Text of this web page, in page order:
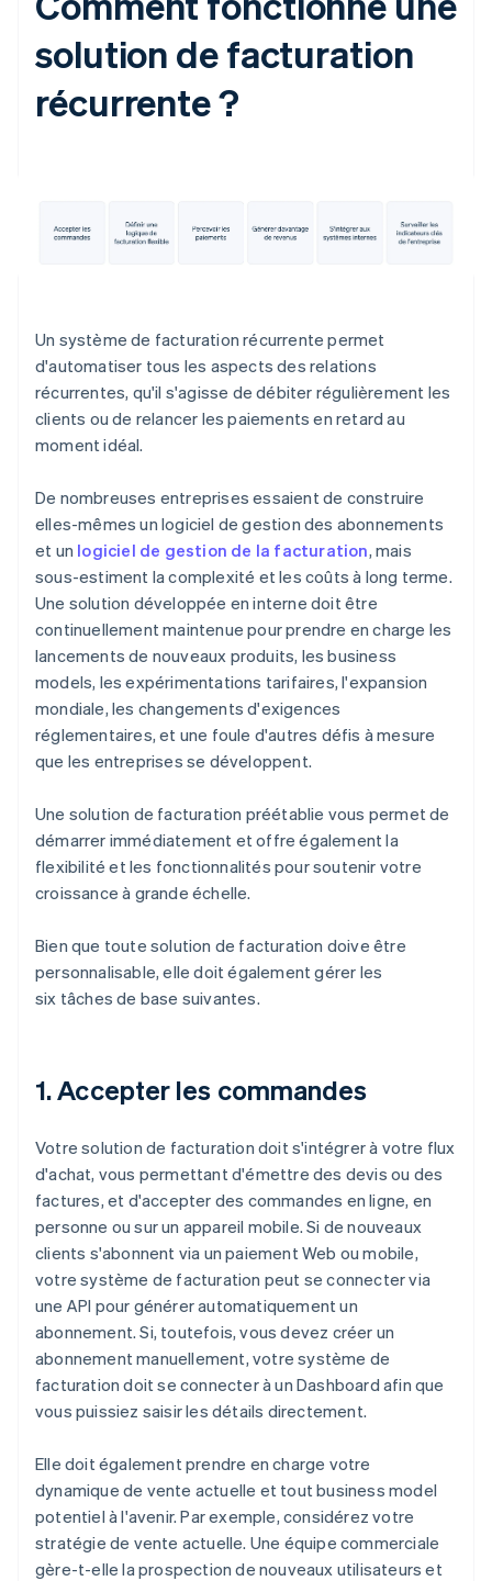
solution de facturation
récurrente ?
Un système de facturation récurrente permet
d'automatiser tous les aspects des relations
récurrentes, qu'il s'agisse de débiter régulièrement les
clients ou de relancer les paiements en retard au
moment idéal.
De nombreuses entreprises essaient de construire
elles-mêmes un logiciel de gestion des abonnements
et un logiciel de gestion de la facturation, mais
sous-estiment la complexité et les coûts à long terme.
Une solution développée en interne doit être
continuellement maintenue pour prendre en charge les
lancements de nouveaux produits, les business
models, les expérimentations tarifaires, l'expansion
mondiale, les changements d'exigences
réglementaires, et une foule d'autres défis à mesure
que les entreprises se développent.
Une solution de facturation préétablie vous permet de
démarrer immédiatement et offre également la
flexibilité et les fonctionnalités pour soutenir votre
croissance à grande échelle.
Bien que toute solution de facturation doive être
personnalisable, elle doit également gérer les
six tâches de base suivantes.
1. Accepter les commandes
Votre solution de facturation doit s'intégrer à votre flux
d'achat, vous permettant d'émettre des devis ou des
factures, et d'accepter des commandes en ligne, en
personne ou sur un appareil mobile. Si de nouveaux
clients s'abonnent via un paiement Web ou mobile,
votre système de facturation peut se connecter via
une API pour générer automatiquement un
abonnement. Si, toutefois, vous devez créer un
abonnement manuellement, votre système de
facturation doit se connecter à un Dashboard afin que
vous puissiez saisir les détails directement.
Elle doit également prendre en charge votre
dynamique de vente actuelle et tout business model
potentiel à l'avenir. Par exemple, considérez votre
stratégie de vente actuelle. Une équipe commerciale
gère-t-elle la prospection de nouveaux utilisateurs et